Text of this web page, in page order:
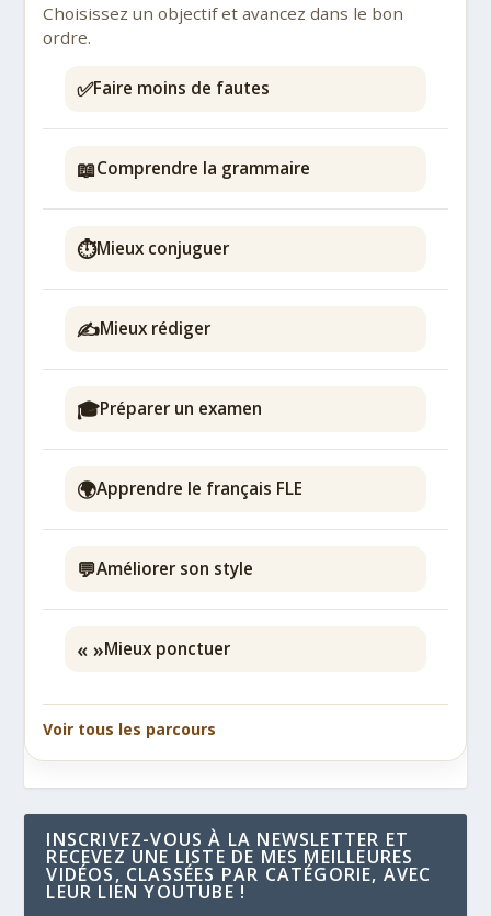
Choisissez un objectif et avancez dans le bon
ordre.
✅Faire moins de fautes
📖Comprendre la grammaire
⏱️Mieux conjuguer
✍️Mieux rédiger
🎓Préparer un examen
🌍Apprendre le français FLE
💬Améliorer son style
« »Mieux ponctuer
Voir tous les parcours
INSCRIVEZ-VOUS À LA NEWSLETTER ET
RECEVEZ UNE LISTE DE MES MEILLEURES
VIDÉOS, CLASSÉES PAR CATÉGORIE, AVEC
LEUR LIEN YOUTUBE !